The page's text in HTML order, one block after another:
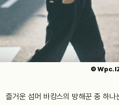
© Wpc.
즐거운 섬머 바캉스의 방해꾼 중 하나